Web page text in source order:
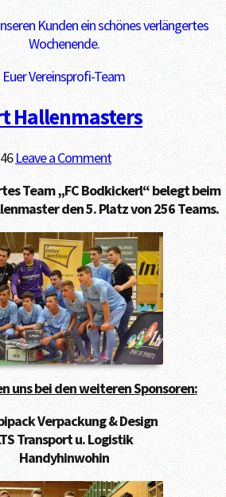
Kunden ein schönes verlängertes
Wochenende.
Euer Vereinsprofi-Team
Hallenmasters
Leave a Comment
Team „FC Bodkickerl“ belegt beim
den 5. Platz von 256 Teams.
uns bei den weiteren Sponsoren:
Verpackung & Design
Transport u. Logistik
Handyhinwohin